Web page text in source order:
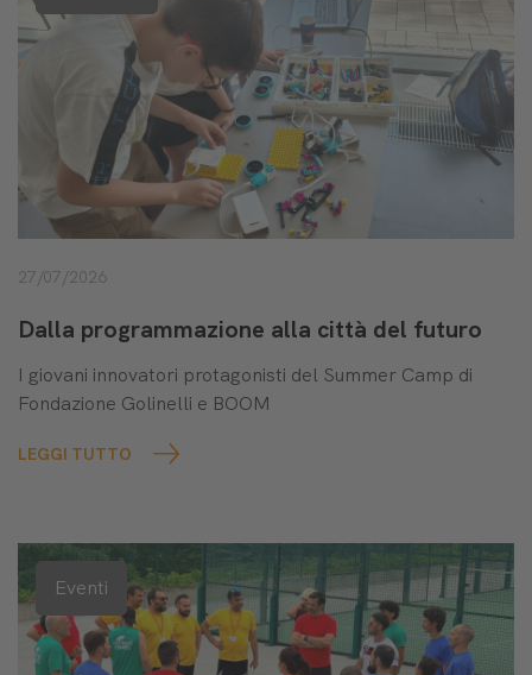
27/07/2026
Dalla programmazione alla città del futuro
I giovani innovatori protagonisti del Summer Camp di
Fondazione Golinelli e BOOM
LEGGI TUTTO
Eventi